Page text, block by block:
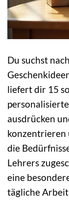
Du suchst
liefert dir 15
ausdrücken
konzentrieren
die
Lehrers
eine
tägliche